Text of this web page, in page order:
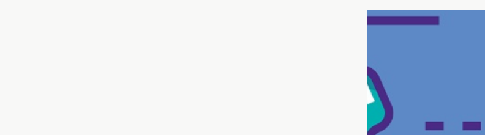
людей, которые тренируются в зале или занимаются фитнесом.
Давайте разберемся, каким целям призван служить спортпит и какой